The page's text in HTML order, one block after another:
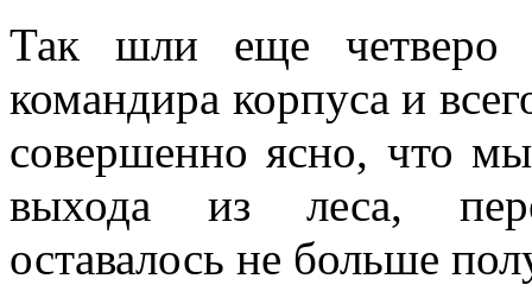
Так шли еще четверо
командира корпуса и
совершенно ясно, что
выхода из леса,
оставалось не больше